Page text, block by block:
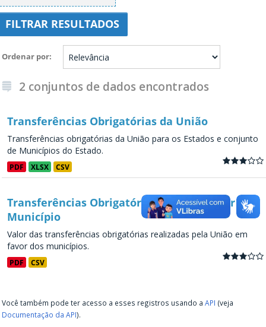
FILTRAR RESULTADOS
Ordenar por
2 conjuntos de dados encontrados
Transferências Obrigatórias da União
Transferências obrigatórias da União para os Estados e conjunto
de Municípios do Estado.
PDF XLSX CSV
Transferências Obrigatórias da União - por
Município
Valor das transferências obrigatórias realizadas pela União em
favor dos municípios.
PDF CSV
Você também pode ter acesso a esses registros usando a API (veja
Documentação da API).